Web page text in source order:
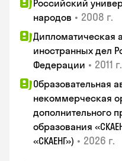
Российский
народов • 2008 г.
Дипломатическая
иностранных дел
Федерации • 2011 г.
Образовательная
некоммерческая
дополнительного
образования
«СКАЕНГ») • 2026 г.